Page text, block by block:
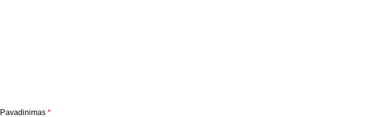
Pavadinimas *